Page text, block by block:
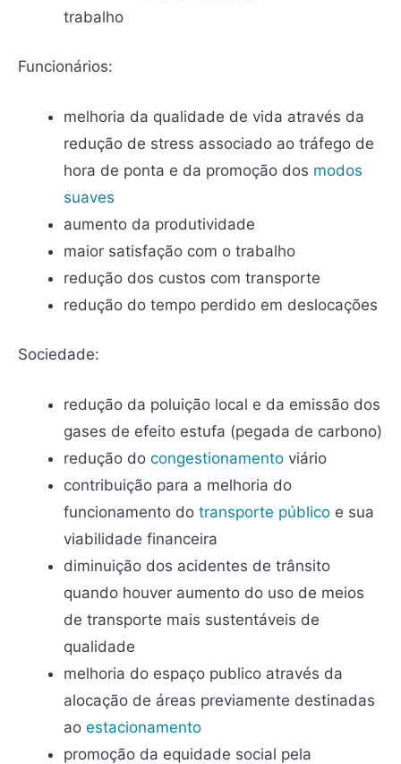
trabalho
Funcionários:
melhoria da qualidade de vida através da
redução de stress associado ao tráfego de
hora de ponta e da promoção dos modos
suaves
aumento da produtividade
maior satisfação com o trabalho
redução dos custos com transporte
redução do tempo perdido em deslocações
Sociedade:
redução da poluição local e da emissão dos
gases de efeito estufa (pegada de carbono)
redução do congestionamento viário
contribuição para a melhoria do
funcionamento do transporte público e sua
viabilidade financeira
diminuição dos acidentes de trânsito
quando houver aumento do uso de meios
de transporte mais sustentáveis de
qualidade
melhoria do espaço publico através da
alocação de áreas previamente destinadas
ao estacionamento
promoção da equidade social pela